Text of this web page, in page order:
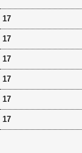
17
17
17
17
17
17